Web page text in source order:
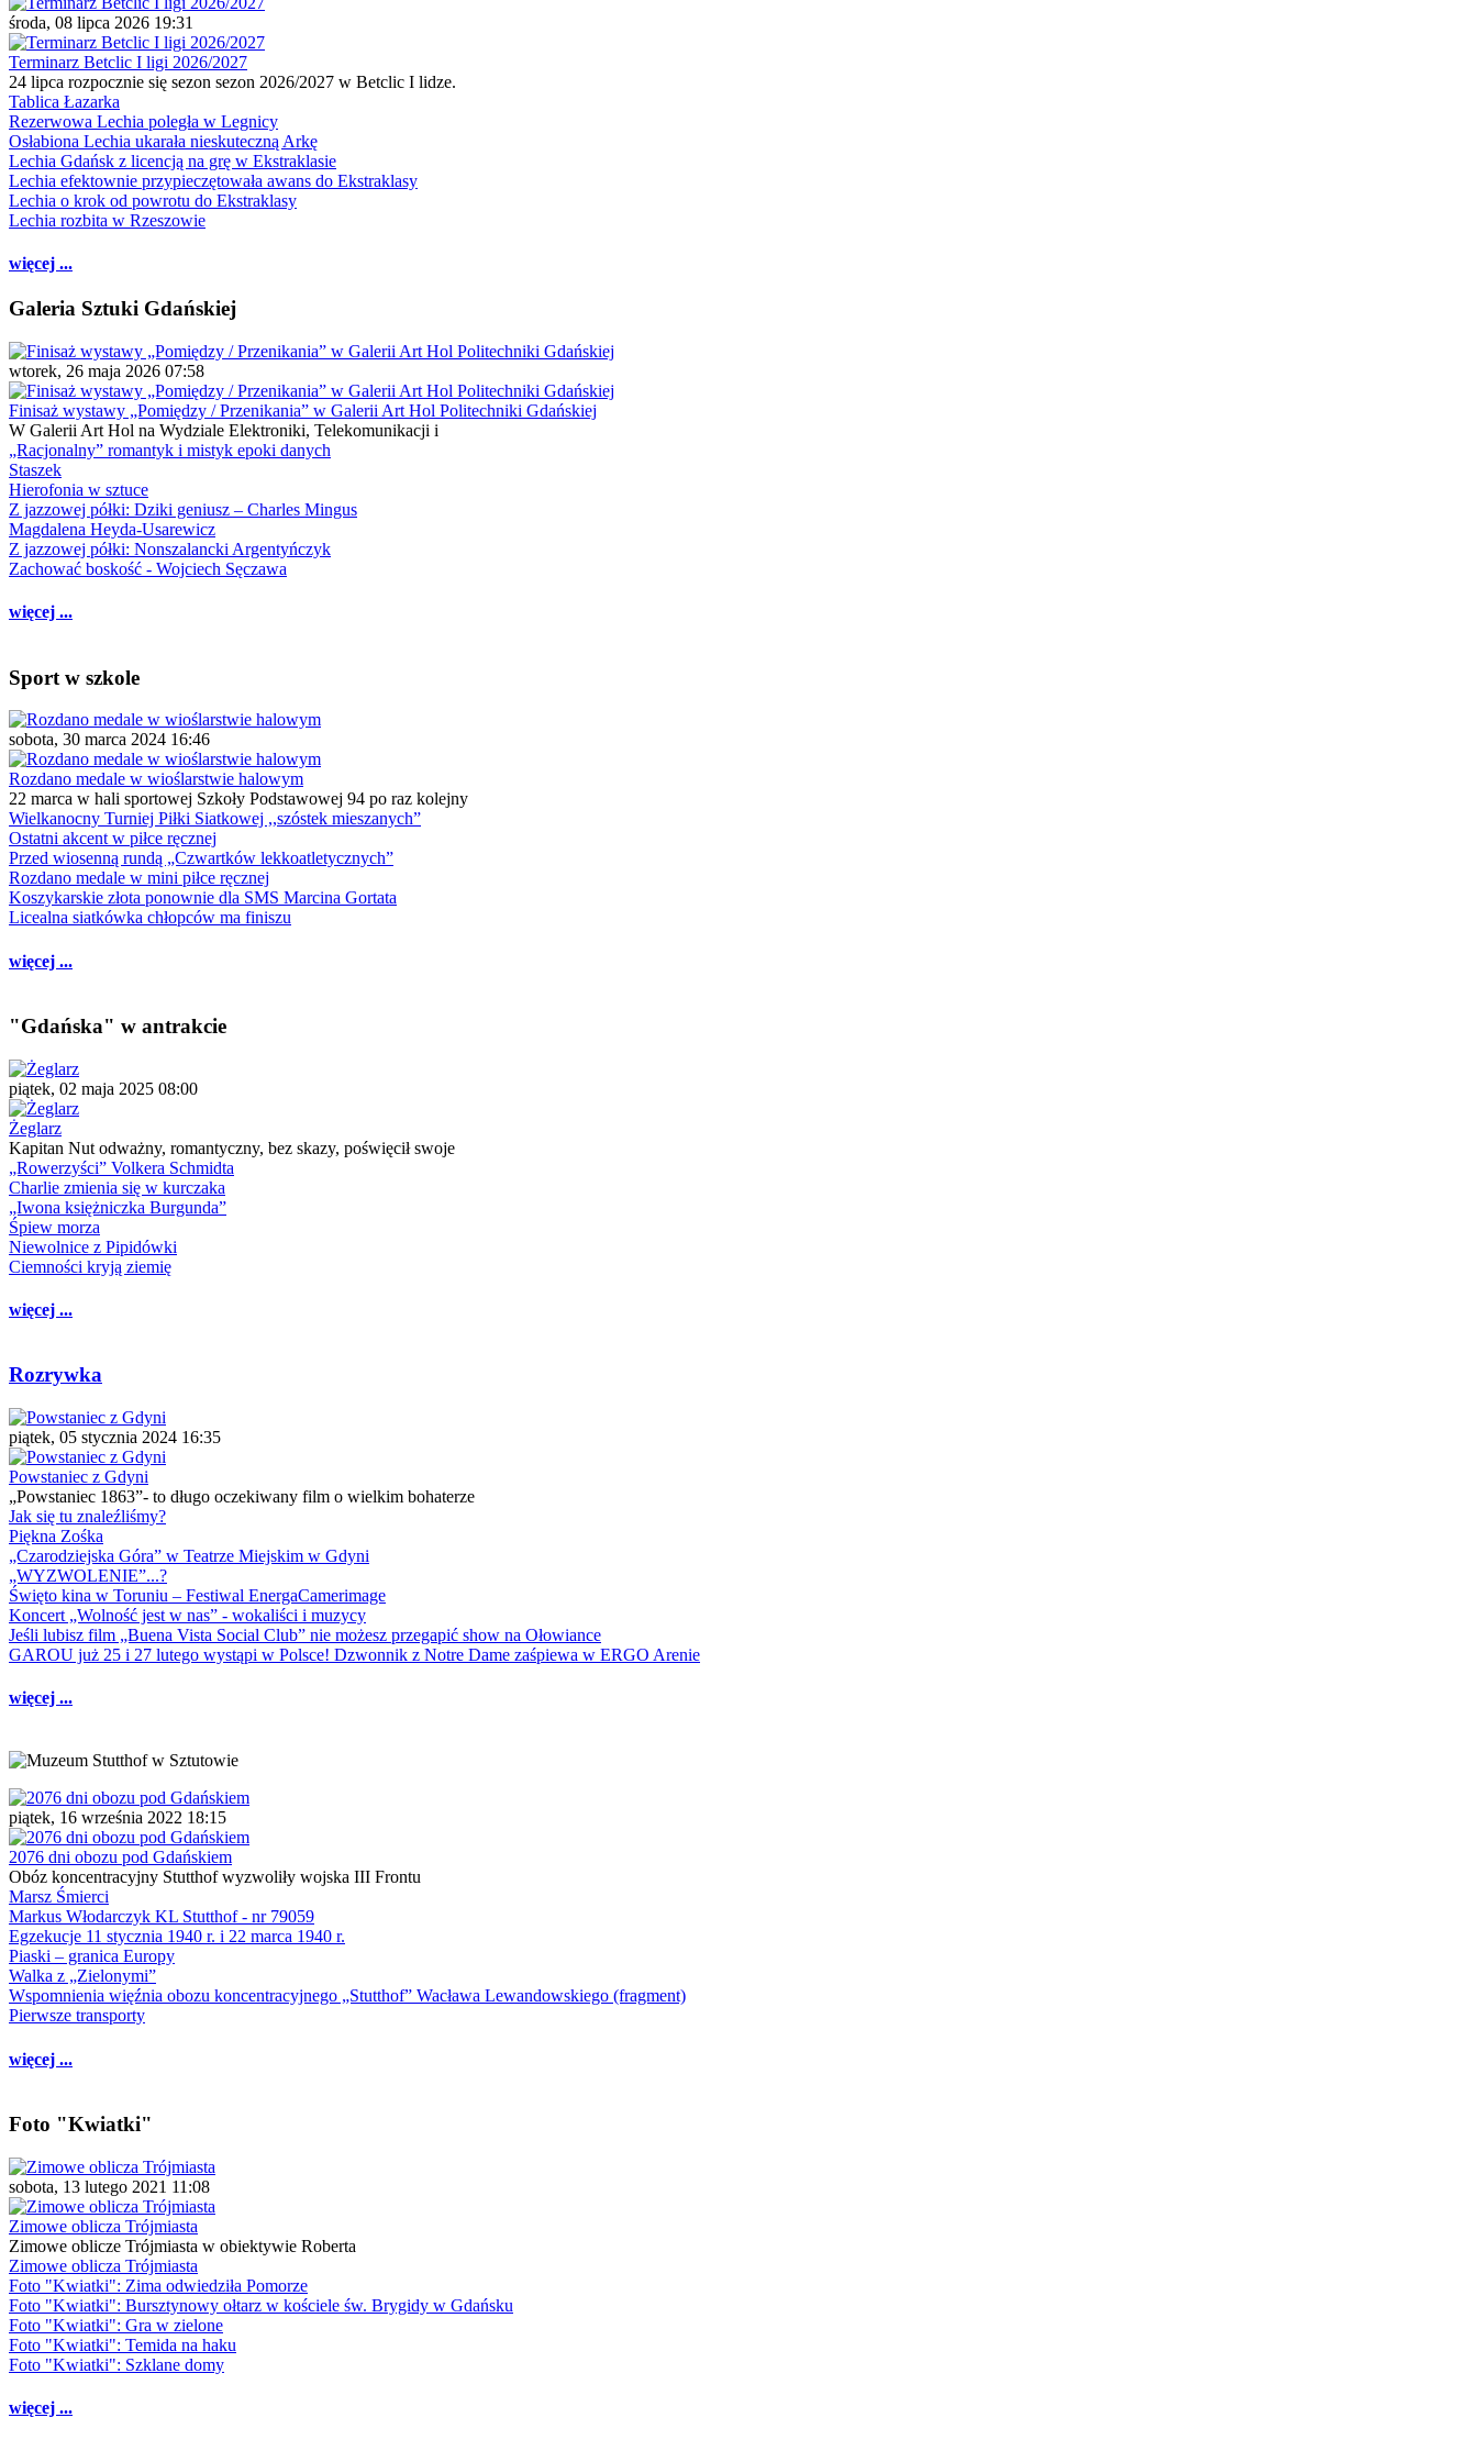
środa, 08 lipca 2026 19:31
Terminarz Betclic I ligi 2026/2027
24 lipca rozpocznie się sezon sezon 2026/2027 w Betclic I lidze.
Tablica Łazarka
Rezerwowa Lechia poległa w Legnicy
Osłabiona Lechia ukarała nieskuteczną Arkę
Lechia Gdańsk z licencją na grę w Ekstraklasie
Lechia efektownie przypieczętowała awans do Ekstraklasy
Lechia o krok od powrotu do Ekstraklasy
Lechia rozbita w Rzeszowie
więcej ...
Galeria Sztuki Gdańskiej
wtorek, 26 maja 2026 07:58
Finisaż wystawy „Pomiędzy / Przenikania” w Galerii Art Hol Politechniki Gdańskiej
W Galerii Art Hol na Wydziale Elektroniki, Telekomunikacji i
„Racjonalny” romantyk i mistyk epoki danych
Staszek
Hierofonia w sztuce
Z jazzowej półki: Dziki geniusz – Charles Mingus
Magdalena Heyda-Usarewicz
Z jazzowej półki: Nonszalancki Argentyńczyk
Zachować boskość - Wojciech Sęczawa
więcej ...
Sport w szkole
sobota, 30 marca 2024 16:46
Rozdano medale w wioślarstwie halowym
22 marca w hali sportowej Szkoły Podstawowej 94 po raz kolejny
Wielkanocny Turniej Piłki Siatkowej ,,szóstek mieszanych”
Ostatni akcent w piłce ręcznej
Przed wiosenną rundą „Czwartków lekkoatletycznych”
Rozdano medale w mini piłce ręcznej
Koszykarskie złota ponownie dla SMS Marcina Gortata
Licealna siatkówka chłopców ma finiszu
więcej ...
"Gdańska" w antrakcie
piątek, 02 maja 2025 08:00
Żeglarz
Kapitan Nut odważny, romantyczny, bez skazy, poświęcił swoje
„Rowerzyści” Volkera Schmidta
Charlie zmienia się w kurczaka
„Iwona księżniczka Burgunda”
Śpiew morza
Niewolnice z Pipidówki
Ciemności kryją ziemię
więcej ...
Rozrywka
piątek, 05 stycznia 2024 16:35
Powstaniec z Gdyni
„Powstaniec 1863”- to długo oczekiwany film o wielkim bohaterze
Jak się tu znaleźliśmy?
Piękna Zośka
„Czarodziejska Góra” w Teatrze Miejskim w Gdyni
„WYZWOLENIE”...?
Święto kina w Toruniu – Festiwal EnergaCamerimage
Koncert „Wolność jest w nas” - wokaliści i muzycy
Jeśli lubisz film „Buena Vista Social Club” nie możesz przegapić show na Ołowiance
GAROU już 25 i 27 lutego wystąpi w Polsce! Dzwonnik z Notre Dame zaśpiewa w ERGO Arenie
więcej ...
piątek, 16 września 2022 18:15
2076 dni obozu pod Gdańskiem
Obóz koncentracyjny Stutthof wyzwoliły wojska III Frontu
Marsz Śmierci
Markus Włodarczyk KL Stutthof - nr 79059
Egzekucje 11 stycznia 1940 r. i 22 marca 1940 r.
Piaski – granica Europy
Walka z „Zielonymi”
Wspomnienia więźnia obozu koncentracyjnego „Stutthof” Wacława Lewandowskiego (fragment)
Pierwsze transporty
więcej ...
Foto "Kwiatki"
sobota, 13 lutego 2021 11:08
Zimowe oblicza Trójmiasta
Zimowe oblicze Trójmiasta w obiektywie Roberta
Zimowe oblicza Trójmiasta
Foto "Kwiatki": Zima odwiedziła Pomorze
Foto "Kwiatki": Bursztynowy ołtarz w kościele św. Brygidy w Gdańsku
Foto "Kwiatki": Gra w zielone
Foto "Kwiatki": Temida na haku
Foto "Kwiatki": Szklane domy
więcej ...